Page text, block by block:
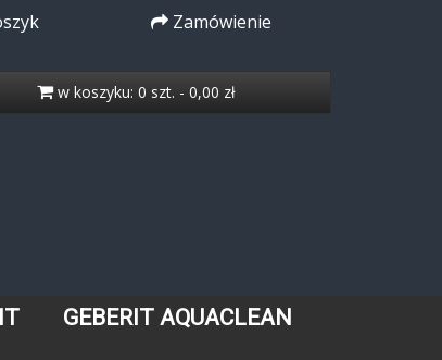
Zamówienie
w koszyku: 0 szt. - 0,00 zł
GEBERIT AQUACLEAN